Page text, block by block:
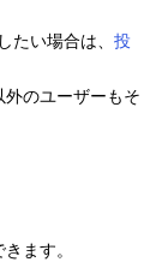
い場合は、 投
のユーザーもそ
ます。